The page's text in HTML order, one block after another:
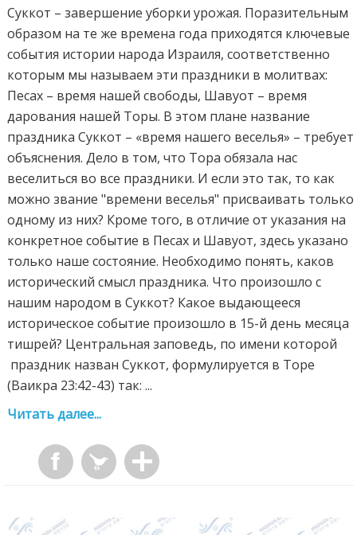
Суккот – завершение уборки урожая. Поразительным
образом на те же времена года приходятся ключевые
события истории народа Израиля, соответственно
которым мы называем эти праздники в молитвах:
Песах – время нашей свободы, Шавуот – время
дарования нашей Торы. В этом плане название
праздника Суккот – «время нашего веселья» – требует
объяснения. Дело в том, что Тора обязала нас
веселиться во все праздники. И если это так, то как
можно звание "времени веселья" присваивать только
одному из них? Кроме того, в отличие от указания на
конкретное событие в Песах и Шавуот, здесь указано
только наше состояние. Необходимо понять, каков
исторический смысл праздника. Что произошло с
нашим народом в Суккот? Какое выдающееся
историческое событие произошло в 15-й день месяца
тишрей? Центральная заповедь, по имени которой
праздник назван Суккот, формулируется в Торе
(Ваикра 23:42-43) так: ...
Читать далее...